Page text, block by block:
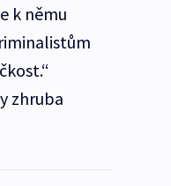
k němu
zhruba